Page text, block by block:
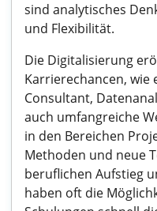
sind analytisches
und Flexibilität.
Die Digitalisierung
Karrierechancen, wie
Consultant,
auch umfangreiche
in den Bereichen
Methoden und neue
beruflichen Aufstieg
haben oft die